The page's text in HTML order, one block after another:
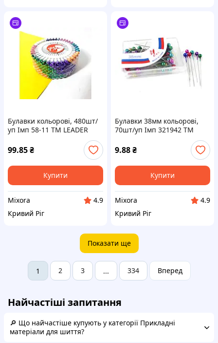
Булавки кольорові, 480шт/
уп Імп 58-11 ТМ LEADER
99.85₴
Купити
Mixora
4.9
Кривий Ріг
Булавки 38мм кольорові,
70шт/уп Імп 321942 ТМ
9.88₴
Купити
Mixora
4.9
Кривий Ріг
Показати ще
1 2 3 ... 334 Вперед
Найчастіші запитання
🔎 Що найчастіше купують у категорії Прикладні
матеріали для шиття?